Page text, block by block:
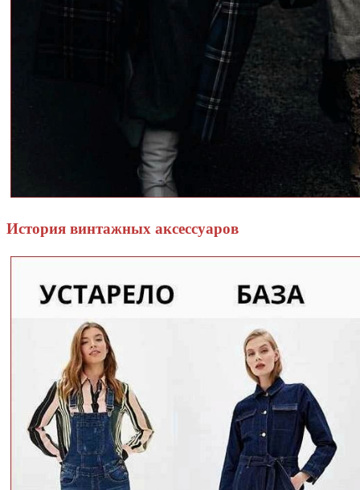
История винтажных аксессуаров